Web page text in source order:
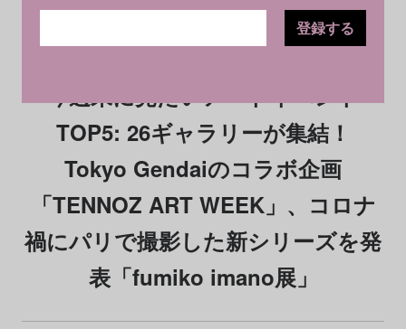
2023.07.07
今週末に見たいアートイベント
TOP5: 26ギャラリーが集結！
Tokyo Gendaiのコラボ企画
「TENNOZ ART WEEK」、コロナ
禍にパリで撮影した新シリーズを発
表「fumiko imano展」
登録する